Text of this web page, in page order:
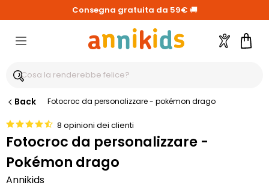
Consegna gratuita da 59€ 🚚
Account
Back Fotocroc da personalizzare - pokémon drago
8 opinioni dei clienti
Fotocroc da personalizzare -
Pokémon drago
Annikids